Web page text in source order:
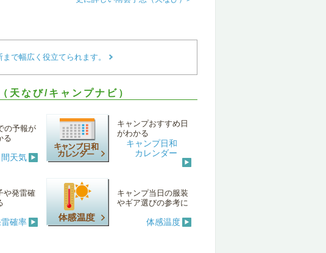
で幅広く役立てられます。
天なび/キャンプナビ）
の予報が
る
天気
キャンプおすすめ日
がわかる
キャンプ日和
カレンダー
や発雷確
確率
キャンプ当日の服装
やギア選びの参考に
体感温度